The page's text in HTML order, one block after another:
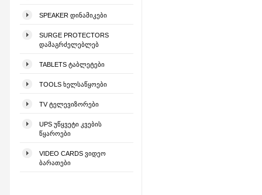
SPEAKER ᲓᲘᲜᲐᲛᲘᲙᲔᲑᲘ
SURGE PROTECTORS
ᲓᲐᲛᲐᲒᲠᲫᲔᲚᲔᲑᲚᲔᲑ
TABLETS ᲢᲐᲑᲚᲔᲢᲔᲑᲘ
TOOLS ᲮᲔᲚᲡᲐᲬᲧᲝᲔᲑᲘ
TV ᲢᲔᲚᲔᲕᲘᲖᲝᲠᲔᲑᲘ
UPS ᲣᲬᲧᲕᲔᲢᲘ ᲙᲕᲔᲑᲘᲡ
ᲬᲧᲐᲠᲝᲔᲑᲘ
VIDEO CARDS ᲕᲘᲓᲔᲝ
ᲑᲐᲠᲐᲗᲔᲑᲘ